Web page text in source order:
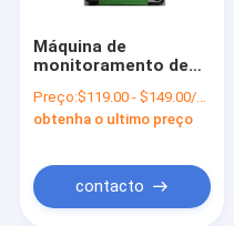
Máquina de
monitoramento de
UBZD4000Y
Preço:$119.00 - $149.00/sets
obtenha o ultimo preço
contacto